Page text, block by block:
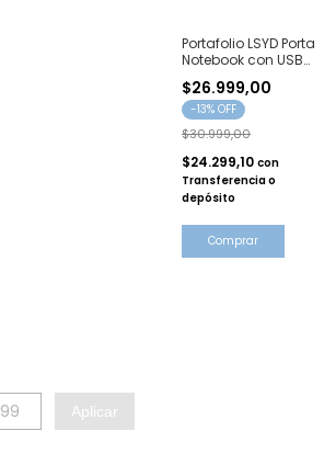
Aplicar
Portafolio LSYD Porta
Notebook con USB
$26.999,00
-13% OFF
$30.999,00
$24.299,10 con
Transferencia o
depósito
Comprar